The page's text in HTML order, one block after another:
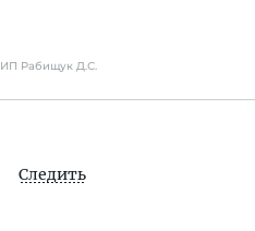
ИП Рабищук Д.С.
Следить